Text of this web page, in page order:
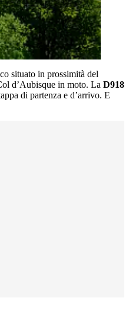
situato in prossimità del
d’Aubisque in moto. La D918
di partenza e d’arrivo. E